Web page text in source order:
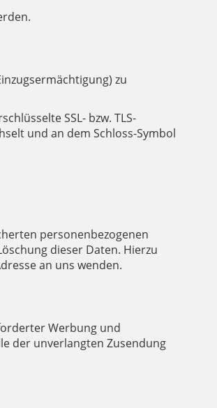
zu
SSL- bzw. TLS-
und an dem Schloss-Symbol
personenbezogenen
dieser Daten. Hierzu
an uns wenden.
Werbung und
der unverlangten Zusendung